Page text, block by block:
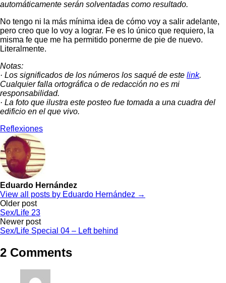
automáticamente serán solventadas como resultado.
No tengo ni la más mínima idea de cómo voy a salir adelante,
pero creo que lo voy a lograr. Fe es lo único que requiero, la
misma fe que me ha permitido ponerme de pie de nuevo.
Literalmente.
Notas:
· Los significados de los números los saqué de este link.
Cualquier falla ortográfica o de redacción no es mi
responsabilidad.
· La foto que ilustra este posteo fue tomada a una cuadra del
edificio en el que vivo.
Reflexiones
Eduardo Hernández
View all posts by Eduardo Hernández →
Post
navigation
Older post
Sex/Life 23
Newer post
Sex/Life Special 04 – Left behind
2 Comments